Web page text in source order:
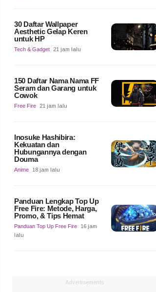
30 Daftar Wallpaper
Aesthetic Gelap Keren
untuk HP
Tech & Gadget 21 jam lalu
150 Daftar Nama Nama FF
Seram dan Garang untuk
Cowok
Free Fire 21 jam lalu
Inosuke Hashibira:
Kekuatan dan
Hubungannya dengan
Douma
Anime 18 jam lalu
Panduan Lengkap Top Up
Free Fire: Metode, Harga,
Promo, & Tips Hemat
Panduan Top Up Free Fire
16 jam
lalu
Advertisements